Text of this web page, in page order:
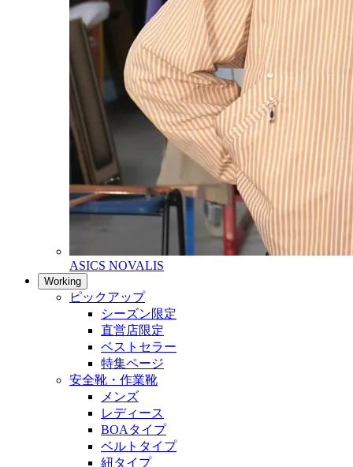
ASICS NOVALIS
Working
ピックアップ
シーズン限定
直営店限定
ベストセラー
特集ページ
安全靴・作業靴
メンズ
レディース
BOAタイプ
ベルトタイプ
紐タイプ